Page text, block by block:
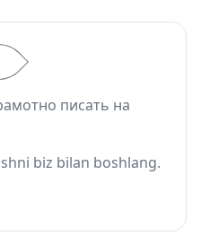
писать на
biz bilan boshlang.